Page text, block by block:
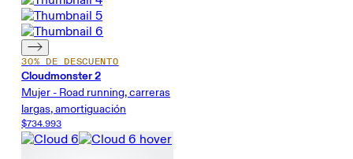
30% DE DESCUENTO
Cloudmonster 2
Mujer - Road running, carreras
largas, amortiguación
$734.993